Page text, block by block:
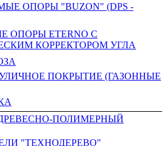
ОПОРЫ "BUZON" (DPS -
ОПОРЫ ETERNO С
КОРРЕКТОРОМ УГЛА
ПОКРЫТИЕ (ГАЗОННЫЕ
ПОЛИМЕРНЫЙ
"ТЕХНОДЕРЕВО"